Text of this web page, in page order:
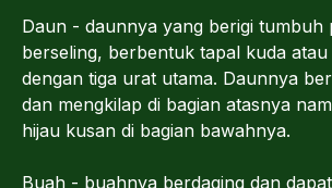
Daun - daunnya yang berigi tumbuh
berseling, berbentuk tapal kuda
dengan tiga urat utama. Daunnya
dan mengkilap di bagian atasnya
hijau kusan di bagian bawahnya.
Buah - buahnya berdaging dan